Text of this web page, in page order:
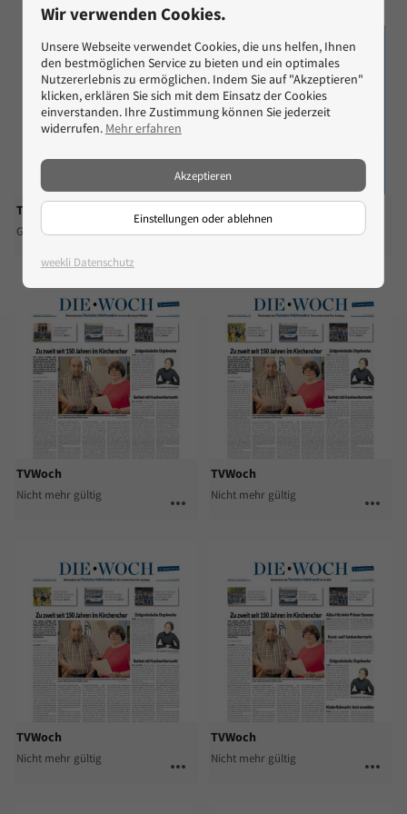
Theater
Gültig bis Do. 27.08. more_horiz more_horiz
TVWoch
Nicht mehr gültig more_horiz
TVWoch
Nicht mehr gültig more_horiz
TVWoch
Nicht mehr gültig more_horiz
TVWoch
Nicht mehr gültig more_horiz
Wir verwenden Cookies.
Unsere Webseite verwendet Cookies, die uns helfen, Ihnen
den bestmöglichen Service zu bieten und ein optimales
Nutzererlebnis zu ermöglichen. Indem Sie auf "Akzeptieren"
klicken, erklären Sie sich mit dem Einsatz der Cookies
einverstanden. Ihre Zustimmung können Sie jederzeit
widerrufen. Mehr erfahren
Einstellungen oder ablehnen
Akzeptieren
weekli Datenschutz